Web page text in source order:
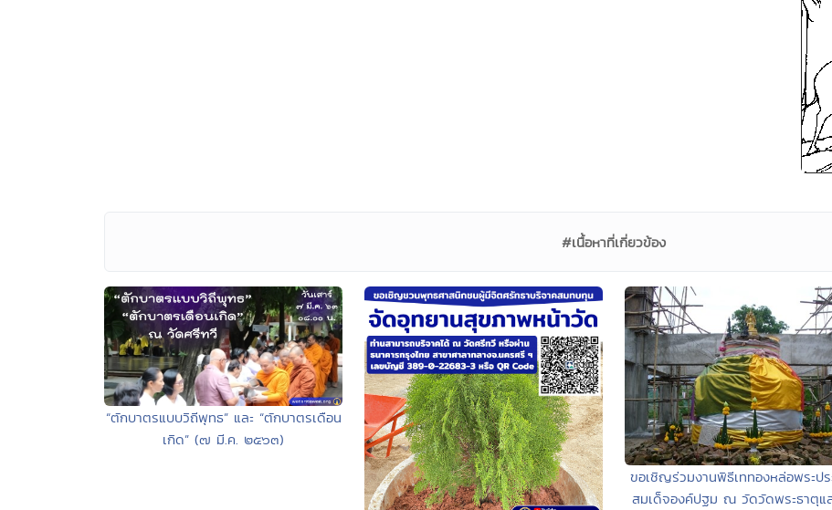
#เนื้อหาที่เกี่ยวข้อง
“ตักบาตรแบบวิถีพุทธ” และ “ตักบาตรเดือน
เกิด” (๗ มี.ค. ๒๕๖๓)
ขอเชิญร่วมงานพิธีเททองหล่อพระปร
สมเด็จองค์ปฐม ณ วัดวัดพระธาตุแ